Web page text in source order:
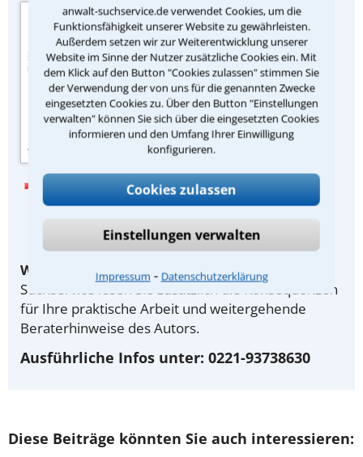
anwalt-suchservice.de verwendet Cookies, um die
Funktionsfähigkeit unserer Website zu gewährleisten.
Außerdem setzen wir zur Weiterentwicklung unserer
Website im Sinne der Nutzer zusätzliche Cookies ein. Mit
dem Klick auf den Button "Cookies zulassen" stimmen Sie
der Verwendung der von uns für die genannten Zwecke
eingesetzten Cookies zu. Über den Button "Einstellungen
verwalten" können Sie sich über die eingesetzten Cookies
informieren und den Umfang Ihrer Einwilligung
konfigurieren.
Cookies zulassen
Einstellungen verwalten
Impressum ⁃ Datenschutzerklärung
Quelle der
Urteilszusammenfassung:
Zeitschrift „Arbeits-
Rechtsberater“ des
juristischen Fachverlags Dr.
Otto Schmidt, Köln.
Lesen Sie hier ein Beispiel mit
Konsequenzen für die Praxis und
Beraterhinweis
Wichtiger Hinweis: Als Teilnehmer des Anwalt-
Suchservice lesen Sie zusätzlich die Konsequenzen
für Ihre praktische Arbeit und weitergehende
Beraterhinweise des Autors.
Ausführliche Infos unter: 0221-93738630
Diese Beiträge könnten Sie auch interessieren: